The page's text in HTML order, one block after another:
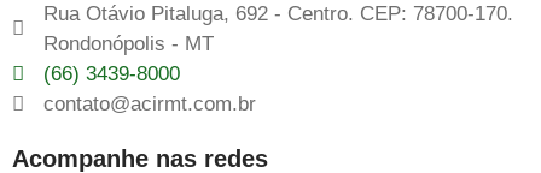
Rua Otávio Pitaluga, 692 - Centro. CEP: 78700-170.
Rondonópolis - MT
(66) 3439-8000
contato@acirmt.com.br
Acompanhe nas redes